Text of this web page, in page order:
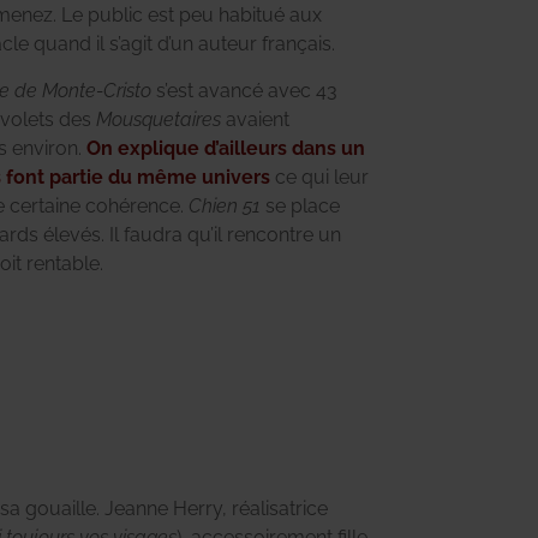
Le public est peu habitué aux
quand il s’agit d’un auteur français.
de Monte-Cristo s’est avancé avec 43
des Mousquetaires avaient
environ. On explique d’ailleurs dans un
partie du même univers ce qui leur
certaine cohérence. Chien 51 se place
élevés. Il faudra qu’il rencontre un
rentable.